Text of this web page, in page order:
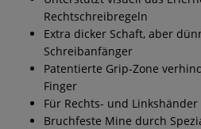
Rechtschreibregeln
Extra dicker Schaft, aber
Schreibanfänger
Patentierte Grip-Zone
Finger
Für Rechts- und
Bruchfeste Mine durch